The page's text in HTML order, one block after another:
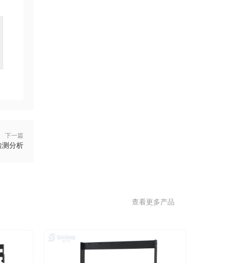
下一篇
分析
查看更多产品